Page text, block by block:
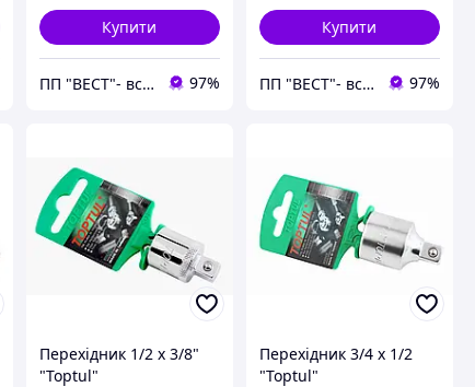
Купити
ПП "ВЕСТ"- все для зварки, спецодяг та взуття, пожежна безпека, покрівельні матеріали. 97%
Купити
ПП "ВЕСТ"- все для зварки, спецодяг та взуття, пожежна безпека, покрівельні матеріали. 97%
Перехідник 1/2 х 3/8"
"Toptul"
Перехідник 3/4 х 1/2
"Toptul"